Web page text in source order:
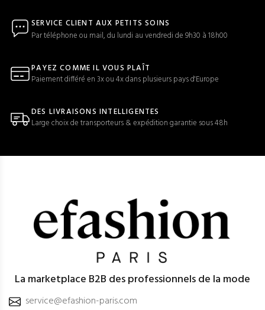
SERVICE CLIENT AUX PETITS SOINS
Par téléphone ou mail, du lundi au vendredi de 9h30 à 18h00
PAYEZ COMME IL VOUS PLAÎT
Paiement différé en 3x ou 4x dans plusieurs pays d'Europe
DES LIVRAISONS INTELLIGENTES
Large choix de transporteurs & expédition garantie sous 48h
La marketplace B2B des professionnels de la mode
service@efashion-paris.com